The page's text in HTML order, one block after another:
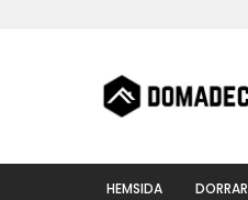
till
HEMSIDA DORRAR